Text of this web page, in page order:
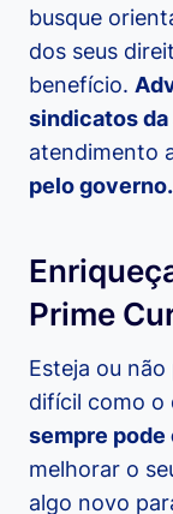
busque
dos seus
benefício.
sindicatos
atendimento
pelo governo.
Prime
Esteja ou
difícil como o
sempre pode
melhorar o
algo novo